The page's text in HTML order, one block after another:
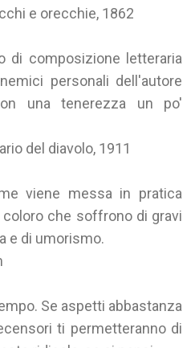
e orecchie, 1862
di composizione letteraria
personali dell'autore
una tenerezza un po'
del diavolo, 1911
viene messa in pratica
che soffrono di gravi
e di umorismo.
Se aspetti abbastanza
ti permetteranno di